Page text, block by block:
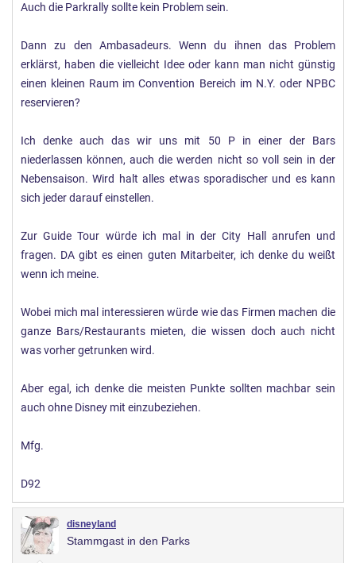
Auch die Parkrally sollte kein Problem sein.
Dann zu den Ambasadeurs. Wenn du ihnen das Problem
erklärst, haben die vielleicht Idee oder kann man nicht günstig
einen kleinen Raum im Convention Bereich im N.Y. oder NPBC
reservieren?
Ich denke auch das wir uns mit 50 P in einer der Bars
niederlassen können, auch die werden nicht so voll sein in der
Nebensaison. Wird halt alles etwas sporadischer und es kann
sich jeder darauf einstellen.
Zur Guide Tour würde ich mal in der City Hall anrufen und
fragen. DA gibt es einen guten Mitarbeiter, ich denke du weißt
wenn ich meine.
Wobei mich mal interessieren würde wie das Firmen machen die
ganze Bars/Restaurants mieten, die wissen doch auch nicht
was vorher getrunken wird.
Aber egal, ich denke die meisten Punkte sollten machbar sein
auch ohne Disney mit einzubeziehen.
Mfg.
D92
disneyland
Stammgast in den Parks